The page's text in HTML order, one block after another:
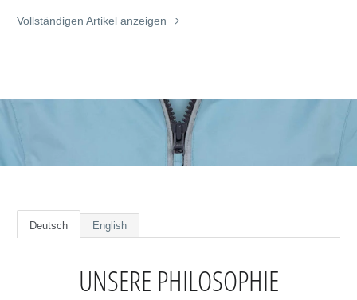
Vollständigen Artikel anzeigen
Deutsch English
UNSERE PHILOSOPHIE